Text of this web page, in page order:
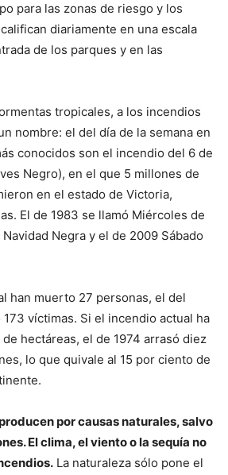
para las zonas de riesgo y los
diariamente en una escala
de los parques y en las
tropicales, a los incendios
nombre: el del día de la semana en
conocidos son el incendio del 6 de
Negro), en el que 5 millones de
en el estado de Victoria,
El de 1983 se llamó Miércoles de
Negra y el de 2009 Sábado
han muerto 27 personas, el del
173 víctimas. Si el incendio actual ha
hectáreas, el de 1974 arrasó diez
lo que quivale al 15 por ciento de
por causas naturales, salvo
El clima, el viento o la sequía no
La naturaleza sólo pone el